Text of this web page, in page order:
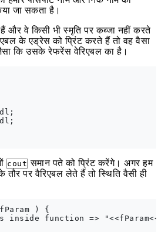
जा सकता है।
और वे किसी भी स्मृति पर कब्जा नहीं करते
के एड्रेस को प्रिंट करते हैं तो वह वैसा
कि उसके रेफरेंस वेरिएबल का है।
cout समान पते को प्रिंट करेंगे। अगर हम
पर वैरिएबल लेते हैं तो स्थिति वैसी ही
) {
inside function =>